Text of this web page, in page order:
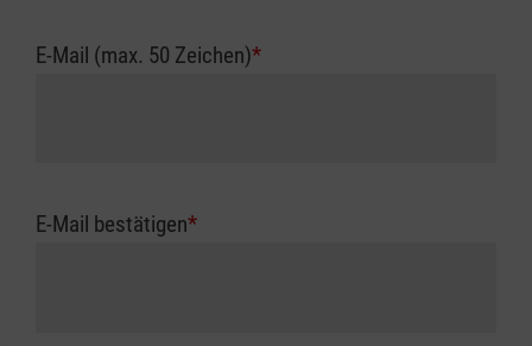
E-Mail (max. 50 Zeichen)*
E-Mail bestätigen*